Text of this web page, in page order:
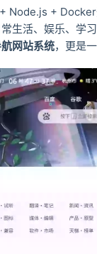
Node.js +
生活、娱乐、学
网站系统，更是